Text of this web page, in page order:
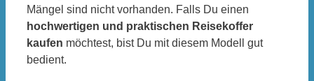
Mängel sind nicht vorhanden. Falls Du einen
hochwertigen und praktischen Reisekoffer
kaufen möchtest, bist Du mit diesem Modell gut
bedient.